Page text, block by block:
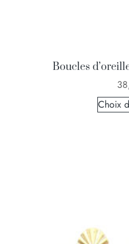
Boucles
Choix